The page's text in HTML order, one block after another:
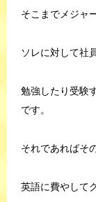
そこまでメジャ
ソレに対して社
勉強したり受験
です。
それであればそ
英語に費やして